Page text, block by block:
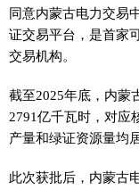
同意内蒙古电力交易
证交易平台，是首家
交易机构。
截至2025年底，内蒙
2791亿千瓦时，对应
产量和绿证资源量均
此次获批后，内蒙古